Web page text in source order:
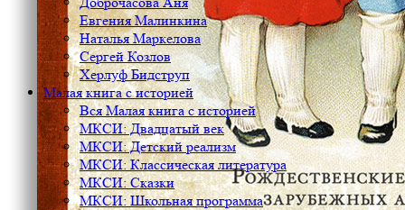
Евгения Малинкина
Наталья Маркелова
Сергей Козлов
Херлуф Бидструп
Малая книга с историей
Вся Малая книга с историей
МКСИ: Двадцатый век
МКСИ: Детский реализм
МКСИ: Классическая литература
МКСИ: Сказки
МКСИ: Школьная программа